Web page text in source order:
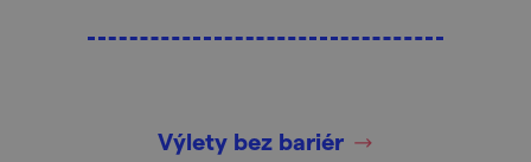
Výlety bez bariér